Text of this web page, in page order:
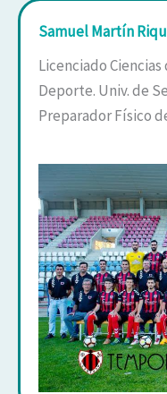
Samuel Martín
Licenciado
Deporte. Univ. de
Preparador Físico